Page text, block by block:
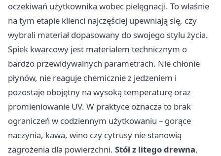
oczekiwań użytkownika wobec pielęgnacji. To właśnie
na tym etapie klienci najczęściej upewniają się, czy
wybrali materiał dopasowany do swojego stylu życia.
Spiek kwarcowy jest materiałem technicznym o
bardzo przewidywalnych parametrach. Nie chłonie
płynów, nie reaguje chemicznie z jedzeniem i
pozostaje obojętny na wysoką temperaturę oraz
promieniowanie UV. W praktyce oznacza to brak
ograniczeń w codziennym użytkowaniu – gorące
naczynia, kawa, wino czy cytrusy nie stanowią
zagrożenia dla powierzchni. Stół z litego drewna,